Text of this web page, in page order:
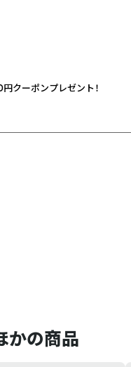
かの商品
クーポンプレゼント！